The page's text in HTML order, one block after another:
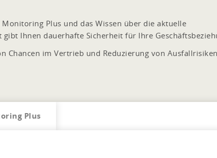
Monitoring Plus und das Wissen über die aktuelle
Ihnen dauerhafte Sicherheit für Ihre
Chancen im Vertrieb und Reduzierung von
Plus